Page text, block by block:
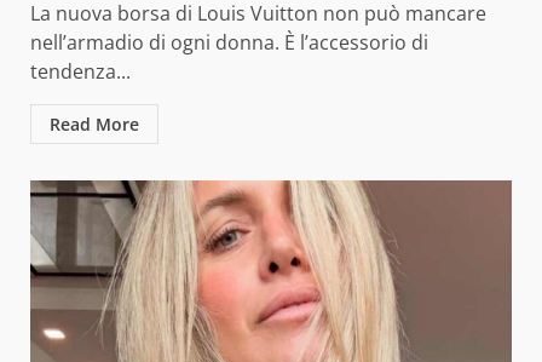
La nuova borsa di Louis Vuitton non può mancare
nell’armadio di ogni donna. È l’accessorio di
tendenza...
Read More